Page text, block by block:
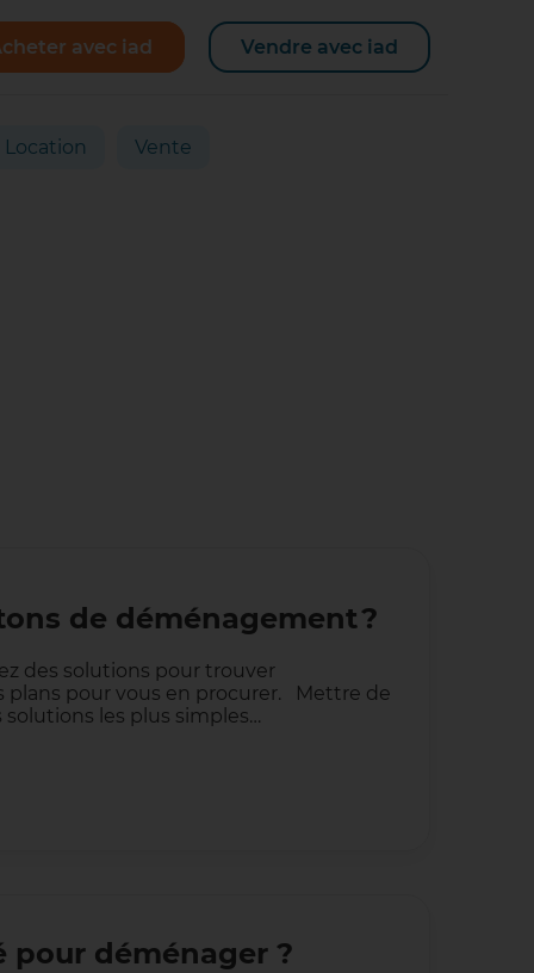
avec iad Vendre avec iad
Location Vente
de déménagement ?
des solutions pour trouver
plans pour vous en procurer. Mettre de
les plus simples…
pour déménager ?